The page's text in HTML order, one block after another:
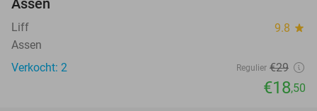
TODAY
Assen
Liff 9.8 star
Assen
Verkocht: 2
Regulier €29
€18,50